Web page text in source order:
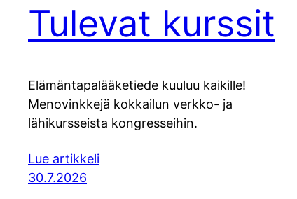
Tulevat kurssit
Elämäntapalääketiede kuuluu kaikille!
Menovinkkejä kokkailun verkko- ja
lähikursseista kongresseihin.
Lue artikkeli
30.7.2026